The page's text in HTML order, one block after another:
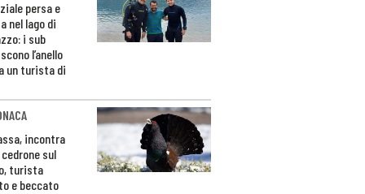
persa e
nel lago di
i sub
l’anello
un turista di
incontra
sul
turista
e beccato